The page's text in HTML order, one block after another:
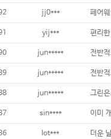
jj0***
yij***
jun*****
jun*****
jun*****
sin****
lot***